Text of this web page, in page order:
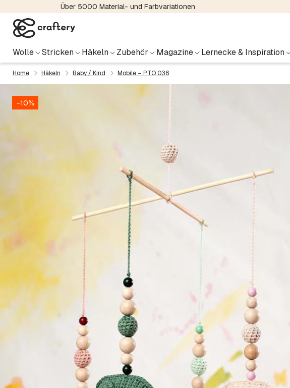
Über 5000 Material- und Farbvariationen
Wolle Stricken Häkeln Zubehör Magazine Lernecke & Inspiration
Home Häkeln Baby / Kind Mobile – PTO 036
-10%